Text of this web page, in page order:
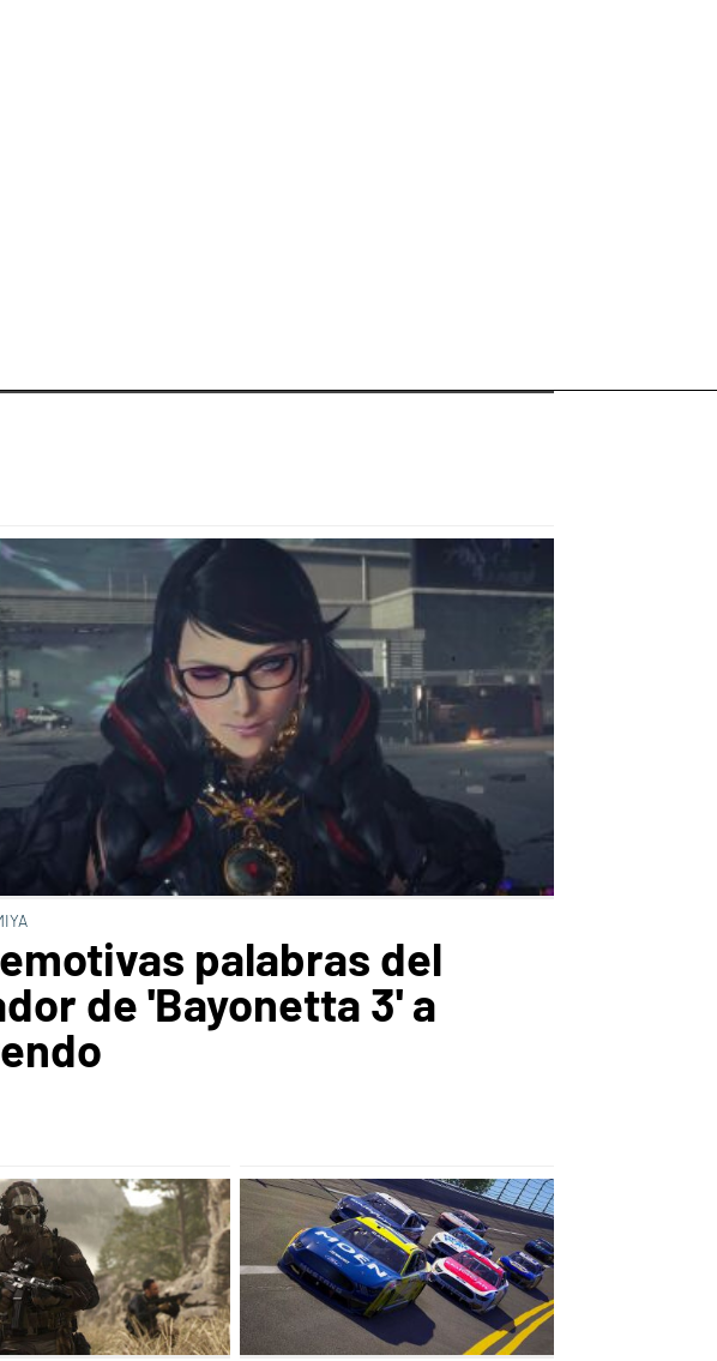
palabras del
de 'Bayonetta 3' a